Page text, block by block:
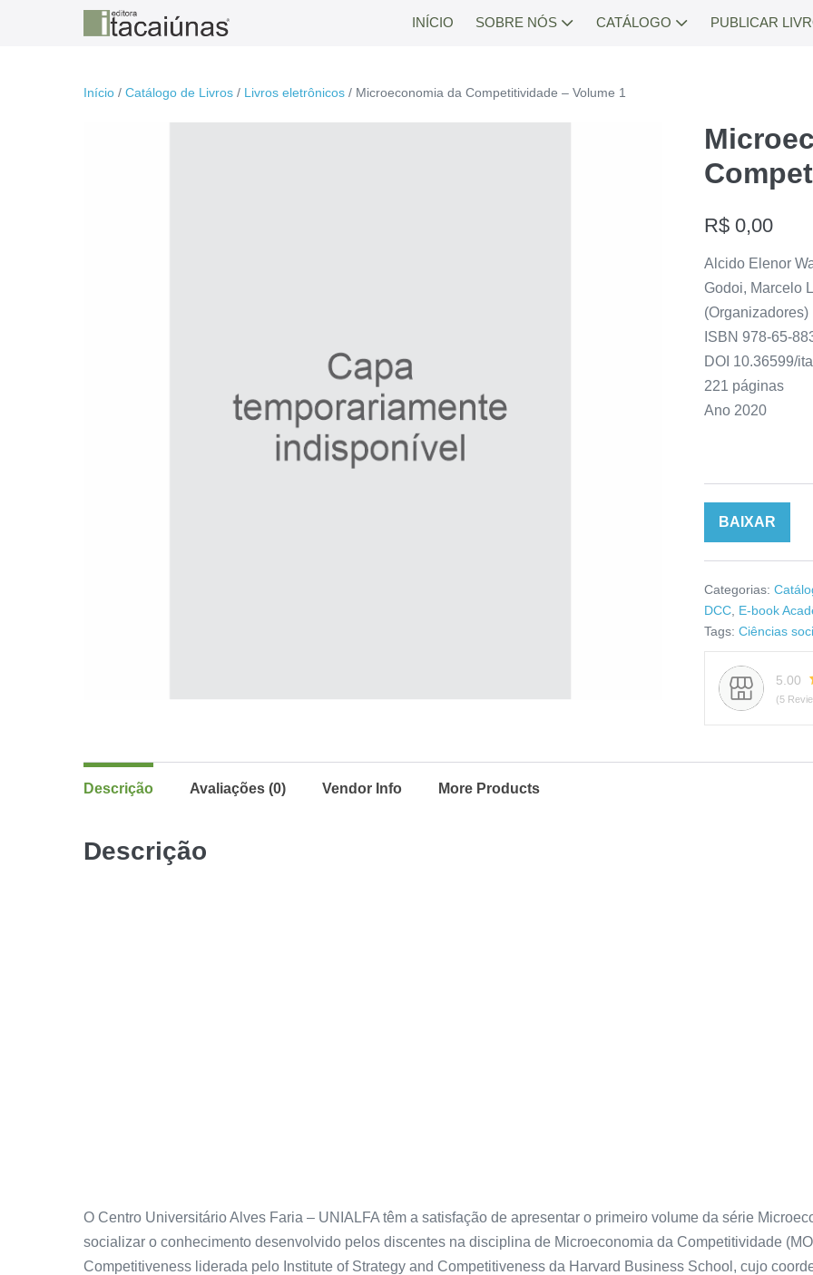
INÍCIO SOBRE NÓS CATÁLOGO PUBLICAR
Início / Catálogo de Livros / Livros eletrônicos / Microeconomia da Competitividade – Volume 1
R$ 0,00
Alcido Elenor
Godoi, Marcelo
(Organizadores)
ISBN 978-65-
DOI 10.36599/
221 páginas
Ano 2020
BAIXAR
Categorias:
DCC E-book
Tags:Ciências
5.00
(5
Descrição Avaliações (0) Vendor Info More Products
Descrição
O Centro Universitário Alves Faria – UNIALFA têm a satisfação de apresentar o primeiro volume da série
socializar o conhecimento desenvolvido pelos discentes na disciplina de Microeconomia da Competitividade
Competitiveness liderada pelo Institute of Strategy and Competitiveness da Harvard Business School, cujo